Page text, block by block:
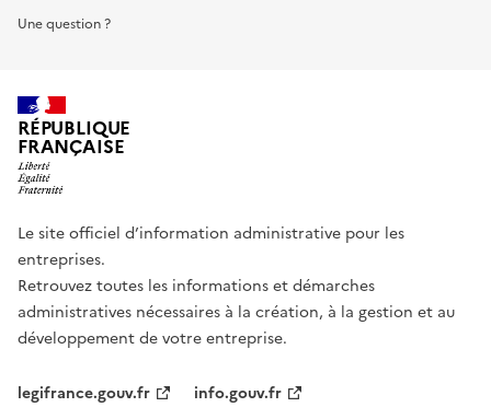
Une question ?
RÉPUBLIQUE
FRANÇAISE
Le site officiel d’information administrative pour les
entreprises.
Retrouvez toutes les informations et démarches
administratives nécessaires à la création, à la gestion et au
développement de votre entreprise.
legifrance.gouv.fr
info.gouv.fr